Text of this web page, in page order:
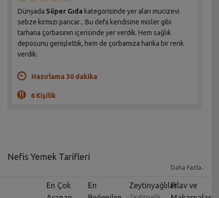
Dünyada Süper Gıda kategorisinde yer alan mucizevi
sebze kırmızı pancar... Bu defa kendisine misler gibi
tarhana çorbasının içerisinde yer verdik. Hem sağlık
deposunu genişlettik, hem de çorbamıza harika bir renk
verdik.
Hazırlama 30 dakika
6 Kişilik
Nefis Yemek Tarifleri
olmaktan çok uzaklaşmış, bir meslek dalı ve zevk işine
Daha Fazla..
En Çok
En
Zeytinyağlılar
Zeytinyağlı
Pilav ve